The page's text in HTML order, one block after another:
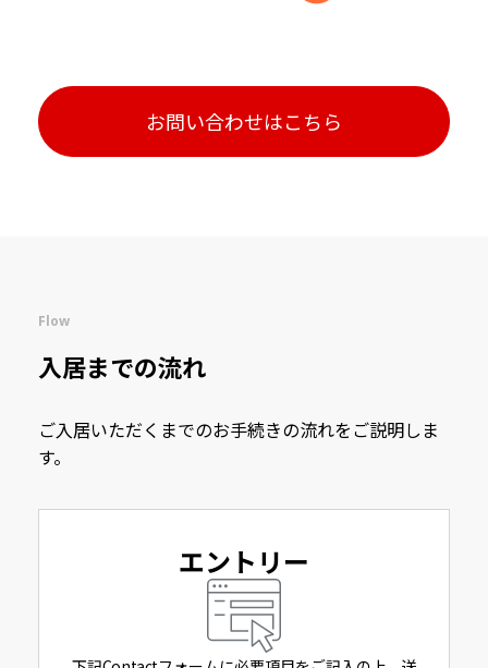
お問い合わせはこちら
Flow
入居までの流れ
ご入居いただくまでのお手続きの流れをご説明しま
す。
エントリー